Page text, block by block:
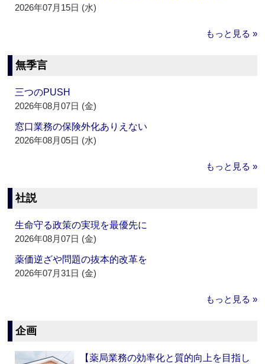
2026年07月15日 (水)
もっと見る »
無季言
三つのPUSH
2026年08月07日 (金)
窓口業務の保険外化ありえない
2026年08月05日 (水)
もっと見る »
社説
生命守る政策の実現を最優先に
2026年08月07日 (金)
薬価逆ざや問題の抜本的改革を
2026年07月31日 (金)
もっと見る »
企画
【薬局業務の効率化と質的向上を目指し